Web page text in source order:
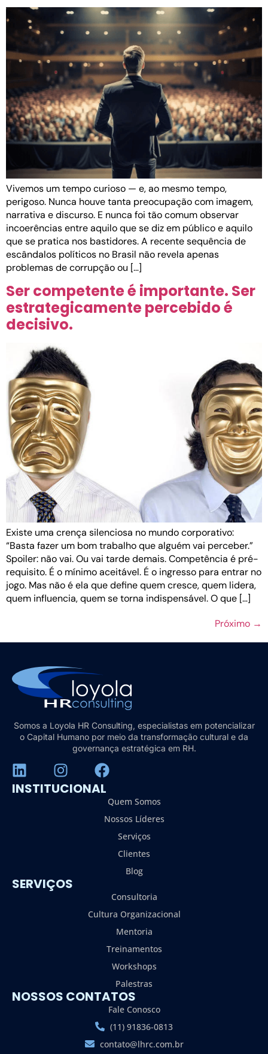
Vivemos um tempo curioso — e, ao mesmo tempo,
perigoso. Nunca houve tanta preocupação com imagem,
narrativa e discurso. E nunca foi tão comum observar
incoerências entre aquilo que se diz em público e aquilo
que se pratica nos bastidores. A recente sequência de
escândalos políticos no Brasil não revela apenas
problemas de corrupção ou […]
Ser competente é importante. Ser
estrategicamente percebido é
decisivo.
Existe uma crença silenciosa no mundo corporativo:
“Basta fazer um bom trabalho que alguém vai perceber.”
Spoiler: não vai. Ou vai tarde demais. Competência é pré-
requisito. É o mínimo aceitável. É o ingresso para entrar no
jogo. Mas não é ela que define quem cresce, quem lidera,
quem influencia, quem se torna indispensável. O que […]
Próximo →
Somos a Loyola HR Consulting, especialistas em potencializar
o Capital Humano por meio da transformação cultural e da
governança estratégica em RH.
INSTITUCIONAL
Quem Somos
Nossos Líderes
Serviços
Clientes
Blog
SERVIÇOS
Consultoria
Cultura Organizacional
Mentoria
Treinamentos
Workshops
Palestras
NOSSOS CONTATOS
Fale Conosco
(11) 91836-0813
contato@lhrc.com.br